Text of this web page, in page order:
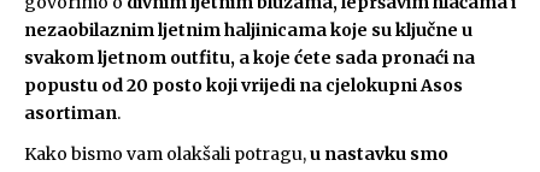
nezaobilaznim ljetnim haljinicama koje su ključne u
svakom ljetnom outfitu, a koje ćete sada pronaći na
popustu od 20 posto koji vrijedi na cjelokupni Asos
asortiman.
Kako bismo vam olakšali potragu,u nastavku smo